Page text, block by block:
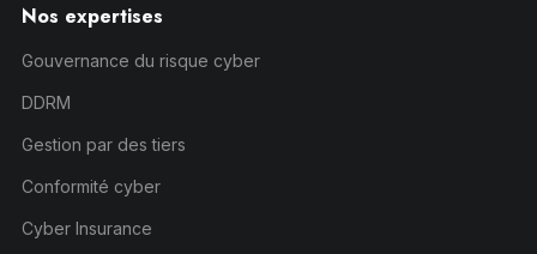
Nos expertises
Gouvernance du risque cyber
DDRM
Gestion par des tiers
Conformité cyber
Cyber Insurance